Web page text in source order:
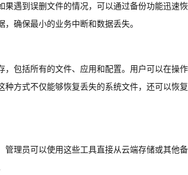
遇到误删文件的情况，可以通过备份功能迅速
确保最小的业务中断和数据丢失。
包括所有的文件、应用和配置。用户可以在操
方式不仅能够恢复丢失的系统文件，还可以恢
理员可以使用这些工具直接从云端存储或其他